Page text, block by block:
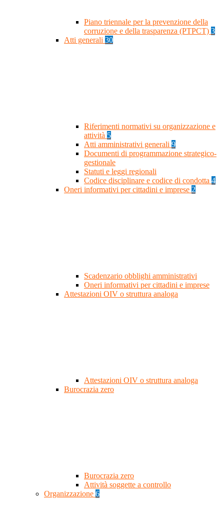
Piano triennale per la prevenzione della
corruzione e della trasparenza (PTPCT) 3
Atti generali 30
Riferimenti normativi su organizzazione e
attività 5
Atti amministrativi generali 9
Documenti di programmazione strategico-
gestionale
Statuti e leggi regionali
Codice disciplinare e codice di condotta 4
Oneri informativi per cittadini e imprese 2
Scadenzario obblighi amministrativi
Oneri informativi per cittadini e imprese
Attestazioni OIV o struttura analoga
Attestazioni OIV o struttura analoga
Burocrazia zero
Burocrazia zero
Attività soggette a controllo
Organizzazione 6